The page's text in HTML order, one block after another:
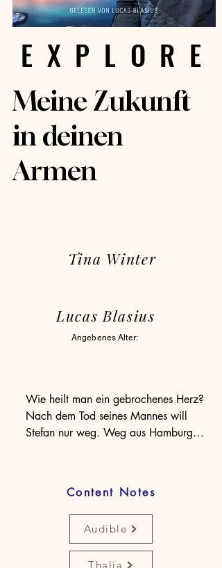
EXPLORE
EXPLORE
Meine Zukunft
in deinen
Armen
Tina Winter
Lucas Blasius
Angebenes Alter:
Wie heilt man ein gebrochenes Herz?
Nach dem Tod seines Mannes will
Stefan nur weg. Weg aus Hamburg
Norden Norwegens – und zu dem
attraktiven Hotelbesitzer Henrik, der
ihm nicht nur eine Unterkunft anbietet,
sondern ihn kurz darauf aus einer
Content Notes
Audible
Thalia